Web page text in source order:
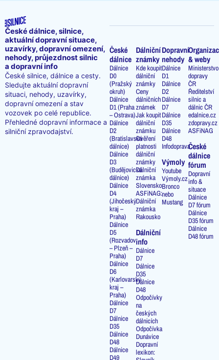
České dálnice, silnice,
aktuální dopravní situace,
uzavírky, dopravní omezení,
nehody, průjezdnost silnic
a dopravní info
České silnice, dálnice a cesty.
Sledujte aktuální dopravní
situaci, nehody, uzavírky,
dopravní omezení a stav
vozovek po celé republice.
Přehledné dopravní informace a
silniční zpravodajství.
České
dálnice
Dálnice
D0
(Pražský
okruh)
Dálnice
D1 (Praha
– Ostrava)
Dálnice
D2
(Bratislavská
dálnice)
Dálnice
D3
(Budějovická
dálnice)
Dálnice
D4
(Jihočeský
kraj –
Praha)
Dálnice
D5
(Rozvadov
– Plzeň –
Praha)
Dálnice
D6
(Karlovarský
kraj –
Praha)
Dálnice
D7
Dálnice
D35
Dálnice
D48
Dálnice
D49
Dálniční
známky
Kde koupit
dálniční
známky
Ceny
dálničních
známek
Jak koupit
dálniční
známku
Ověření
platnosti
dálniční
známky
Dálniční
známka
Slovensko
ASFiNAG:
Dálniční
známka
Rakousko
Dálniční
info
Dálnice
D7
Dálnice
D35
Dálnice
D48
Odpočívky
na
českých
dálnicích
Odpočívka
Dunávice
Dopravní
lexikon:
Dopravní
nehody
Dálnice
D1
Dálnice
D2
Dálnice
D7
Dálnice
D35
Dálnice
D48
Infodoprava
Výmoly
Youtube
Výmoly.cz
Bronco
nebo
Mustang
& weby
Ministerstvo
dopravy
ČR
Ředitelství
silnic a
dálnic ČR
edalnice.cz
zdopravy.cz
ASFiNAG
České
dálnice
fórum
Dopravní
info &
situace
Dálnice
D7 fórum
Dálnice
D35 fórum
Dálnice
D48 fórum